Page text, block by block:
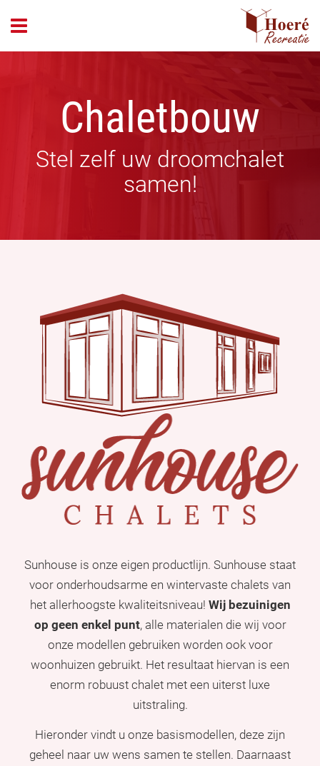
Chaletbouw
Stel zelf uw droomchalet
samen!
Sunhouse is onze eigen productlijn. Sunhouse staat
voor onderhoudsarme en wintervaste chalets van
het allerhoogste kwaliteitsniveau! Wij bezuinigen
op geen enkel punt, alle materialen die wij voor
onze modellen gebruiken worden ook voor
woonhuizen gebruikt. Het resultaat hiervan is een
enorm robuust chalet met een uiterst luxe
uitstraling.
Hieronder vindt u onze basismodellen, deze zijn
geheel naar uw wens samen te stellen. Daarnaast
header_open_menu